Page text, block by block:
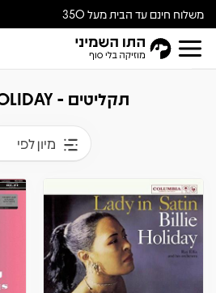
משלוח חינם עד הבית מעל 350
ש״ח
תקליטים - BILLIE HOLIDAY
מיון לפי